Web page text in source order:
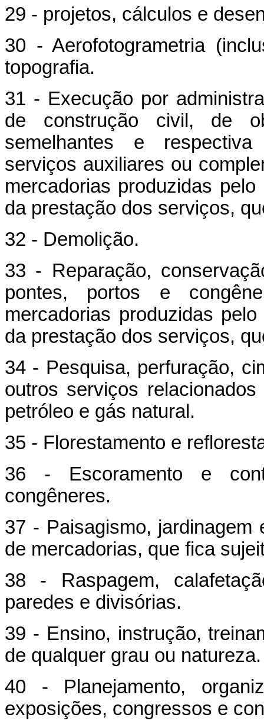
29 - projetos, cálculos e
30 - Aerofotogrametria
topografia.
31 - Execução por
de construção civil, de
semelhantes e
serviços auxiliares ou
mercadorias produzidas
da prestação dos serviços,
32 - Demolição.
33 - Reparação,
pontes, portos e
mercadorias produzidas
da prestação dos serviços,
34 - Pesquisa, perfuração,
outros serviços
petróleo e gás natural.
35 - Florestamento e
36 - Escoramento e
congêneres.
37 - Paisagismo, jardinagem
de mercadorias, que fica
38 - Raspagem,
paredes e divisórias.
39 - Ensino, instrução,
de qualquer grau ou natureza.
40 - Planejamento,
exposições, congressos e